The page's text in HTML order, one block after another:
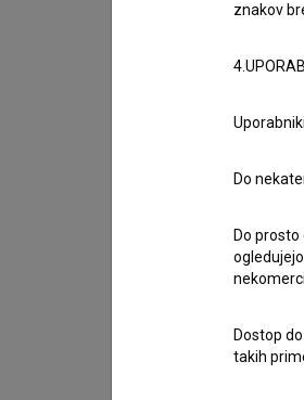
črnogorskega filma v
kinematografijo –
skupaj gradimo
Žanina
Ljubljani pa je dejala:
sodelovanju s
ter našim
znakov
Do
Do
Dostop
takih